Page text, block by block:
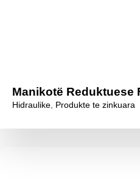
Manikotë Reduktuese
Hidraulike Produkte te zinkuara